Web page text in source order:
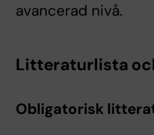
avancerad nivå.
Litteraturlista
Obligatorisk